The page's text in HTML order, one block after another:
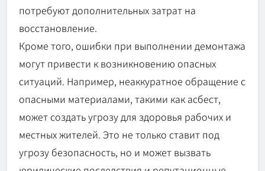
потребуют дополнительных затрат на
восстановление.
Кроме того, ошибки при выполнении демонтажа
могут привести к возникновению опасных
ситуаций. Например, неаккуратное обращение с
опасными материалами, такими как асбест,
может создать угрозу для здоровья рабочих и
местных жителей. Это не только ставит под
угрозу безопасность, но и может вызвать